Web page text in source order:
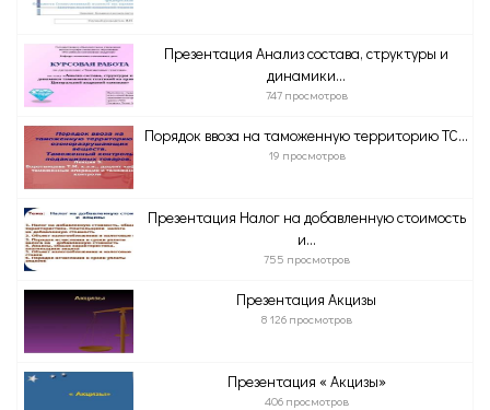
Презентация Анализ состава, структуры и
динамики...
747 просмотров
Порядок ввоза на таможенную территорию ТС...
19 просмотров
Презентация Налог на добавленную стоимость
и...
755 просмотров
Презентация Акцизы
8 126 просмотров
Презентация « Акцизы»
406 просмотров